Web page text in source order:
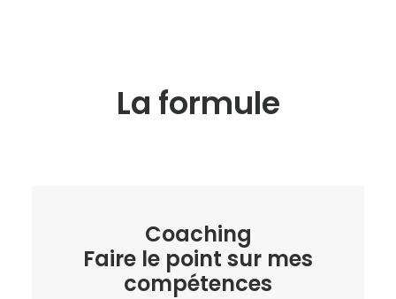
La formule
Coaching
Faire le point sur mes
compétences